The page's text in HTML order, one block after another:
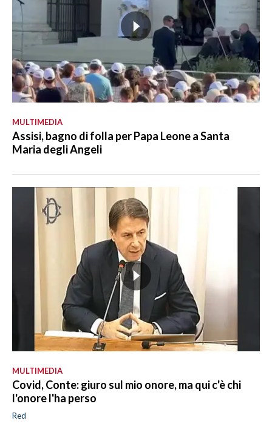
MULTIMEDIA
Assisi, bagno di folla per Papa Leone a Santa
Maria degli Angeli
MULTIMEDIA
Covid, Conte: giuro sul mio onore, ma qui c'è chi
l'onore l'ha perso
Red